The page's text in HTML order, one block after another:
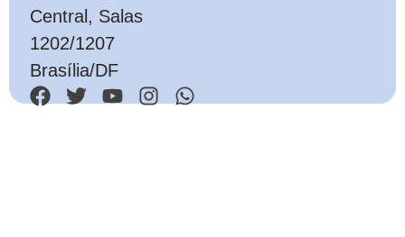
Central, Salas
1202/1207
Brasília/DF